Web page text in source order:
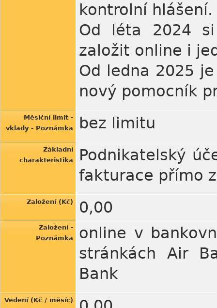
kontrolní hlášení.
Od léta 2024
založit online i
Od ledna 2025
nový pomocník
Měsíční limit -
vklady - Poznámka
bez limitu
Základní
charakteristika
Podnikatelský
fakturace přímo
Založení (Kč) 0,00
Založení -
Poznámka
online v
stránkách Air
Bank
Vedení (Kč / měsíc)